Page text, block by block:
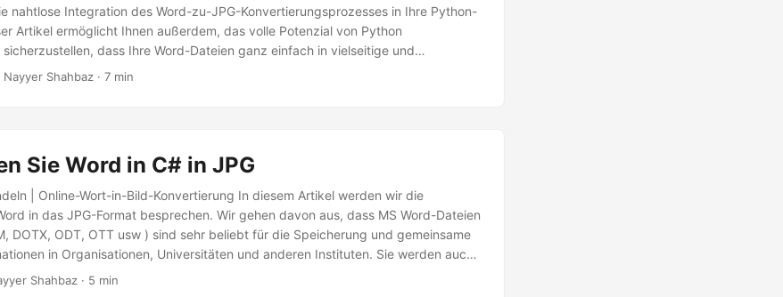
nahtlose Integration des Word-zu-JPG-Konvertierungsprozesses in Ihre Python-
Artikel ermöglicht Ihnen außerdem, das volle Potenzial von Python
dass Ihre Word-Dateien ganz einfach in vielseitige und
JPG-Bilder umgewandelt werden.
Nayyer Shahbaz · 7 min
Sie Word in C# in JPG
| Online-Wort-in-Bild-Konvertierung In diesem Artikel werden wir die
in das JPG-Format besprechen. Wir gehen davon aus, dass MS Word-Dateien
DOTX, ODT, OTT usw ) sind sehr beliebt für die Speicherung und gemeinsame
in Organisationen, Universitäten und anderen Instituten. Sie werden auch
von Visitenkarten, Broschüren, neuen Briefen und vielen anderen Artikeln
Shahbaz · 5 min